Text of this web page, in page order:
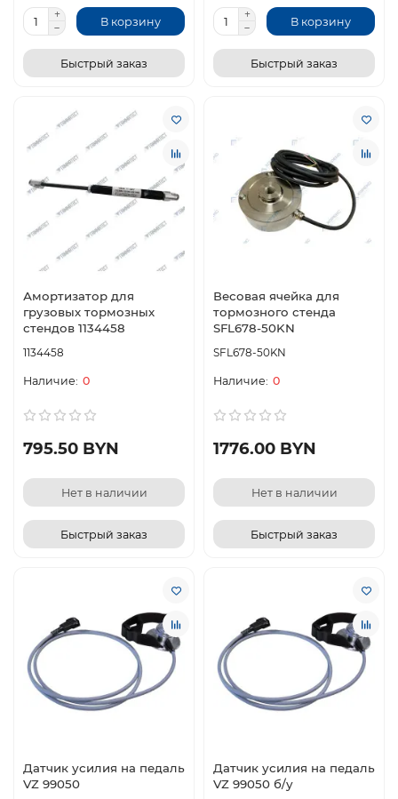
В корзину
Быстрый заказ
В корзину
Быстрый заказ
Амортизатор для
грузовых тормозных
стендов 1134458
1134458
0
795.50 BYN
Нет в наличии
Быстрый заказ
Весовая ячейка для
тормозного стенда
SFL678-50KN
SFL678-50KN
0
1776.00 BYN
Нет в наличии
Быстрый заказ
Датчик усилия на педаль
VZ 99050
Датчик усилия на педаль
VZ 99050 б/у